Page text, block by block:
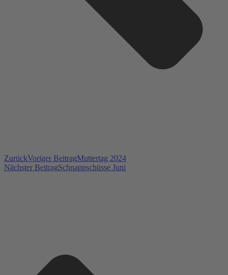
ZurückVoriger BeitragMuttertag 2024
Nächster BeitragSchnappschüsse Juni